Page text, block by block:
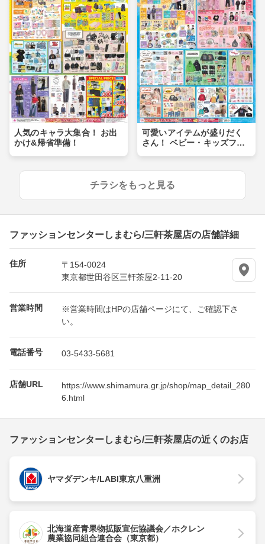
人気のキャラ大集合！ お出
かけ&帰省準備！
可愛いアイテムが盛りだく
さん！ ベビー・キッズフェ
チラシをもっと見る
ファッションセンターしまむら/三軒茶屋店の店舗詳細
住所
〒154-0024
東京都世田谷区三軒茶屋2-11-20
営業時間
※営業時間はHPの店舗ページにて、ご確認下さ
い。
電話番号 03-5433-5681
店舗URL
https://www.shimamura.gr.jp/shop/map_detail_280
6.html
ファッションセンターしまむら/三軒茶屋店の近くのお店
ヤマダデンキ/LABI東京八重洲
北海道産青果物拡販宣伝協議会／ホクレン
農業協同組合連合会（東京都）